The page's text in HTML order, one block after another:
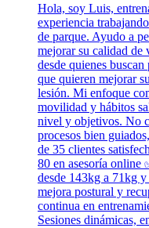
Hola, soy Luis,
experiencia
de parque. Ayudo a
mejorar su calidad de
desde quienes
que quieren mejorar
lesión. Mi enfoque
movilidad y hábitos
nivel y objetivos. No
procesos bien
de 35 clientes
80 en asesoría online
desde 143kg a 71kg y
mejora postural y
continua en
Sesiones dinámicas,